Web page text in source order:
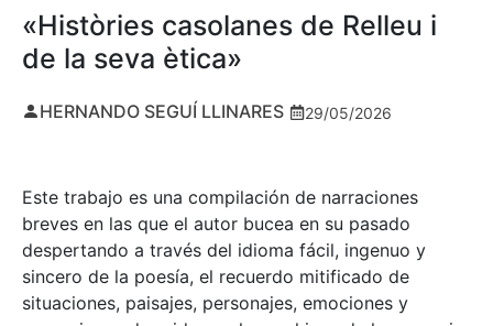
«Històries casolanes de Relleu i
de la seva ètica»
HERNANDO SEGUÍ LLINARES 29/05/2026
Este trabajo es una compilación de narraciones
breves en las que el autor bucea en su pasado
despertando a través del idioma fácil, ingenuo y
sincero de la poesía, el recuerdo mitificado de
situaciones, paisajes, personajes, emociones y